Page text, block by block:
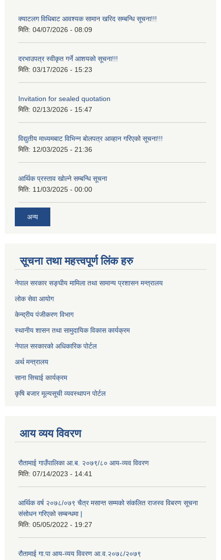
क्याटलग विधिबाट आवश्यक सामान खरिद सम्बन्धि सूचना!!!
मिति: 04/07/2026 - 08:09
दरभाउपत्र स्वीकृत गर्ने आशयको सूचना!!!
मिति: 03/17/2026 - 15:23
Invitation for sealed quotation
मिति: 02/13/2026 - 15:47
विद्युतीय माध्यमबाट विभिन्न बोलपत्र आव्हान गरिएको सूचना!!!
मिति: 12/03/2025 - 21:36
आर्थिक प्रस्ताव खोल्ने सम्बन्धि सूचना
मिति: 11/03/2025 - 00:00
अन्य
सूचना तथा महत्त्वपूर्ण लिंक हरु
नेपाल सरकार सङ्घीय मामिला तथा सामान्य प्रशासन मन्त्रालय
लोक सेवा आयोग
केन्द्रीय पंजीकरण विभाग
स्थानीय शासन तथा सामुदायिक विकास कार्यक्रम
नेपाल सरकारको अधिकारिक पोर्टल
अर्थ मन्त्रालय
साना सिचाई कार्यक्रम
कृषि बजार मूल्यसूची व्यवस्थापन पोर्टल
आय व्यय विवरण
रौतामाई गाउँपालिका आ.ब. २०७९/८० आय-व्यव विवरण
मिति: 07/14/2023 - 14:41
आर्थिक वर्ष २०७८/०७९ चैत्र मसान्त सम्मको संकलित राजस्व विबरण सूचना
संसोधन गरिएको सम्बन्धमा |
मिति: 05/05/2022 - 19:27
रौतामाई गा.पा आय-व्यय विवरण आ.व.२०७८/२०७९